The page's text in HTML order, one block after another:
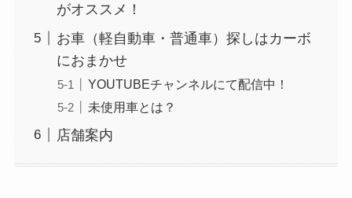
がオススメ！
お車（軽自動車・普通車）探しはカーボ
におまかせ
YOUTUBEチャンネルにて配信中！
未使用車とは？
店舗案内